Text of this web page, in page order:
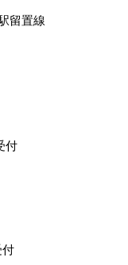
留置線
付
付